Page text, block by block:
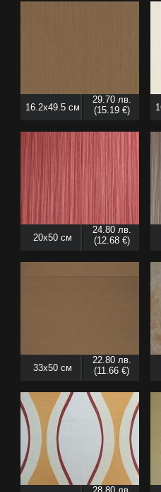
16.2x49.5 см
29.70 лв.
(15.19 €)
20x50 см
24.80 лв.
(12.68 €)
33x50 см
22.80 лв.
(11.66 €)